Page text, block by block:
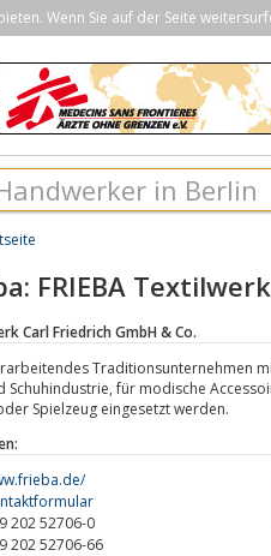
Wenn Sie auf der Seite
FRIEBA
Carl Friedrich GmbH & Co.
Schuhindustrie, für modische
Spielzeug eingesetzt werden.
202 52706-0
202 52706-66